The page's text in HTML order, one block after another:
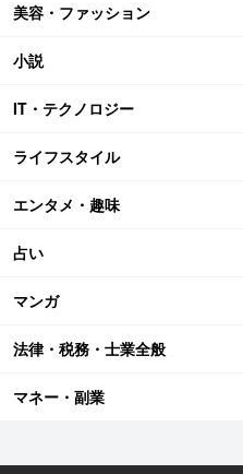
美容・ファッション
小説
IT・テクノロジー
ライフスタイル
エンタメ・趣味
占い
マンガ
法律・税務・士業全般
マネー・副業